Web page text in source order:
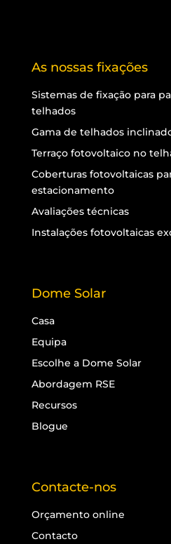
As nossas fixações
Sistemas de fixação para
telhados
Gama de telhados
Terraço fotovoltaico no
Coberturas fotovoltaicas
estacionamento
Avaliações técnicas
Instalações fotovoltaicas
Dome Solar
Casa
Equipa
Escolhe a Dome Solar
Abordagem RSE
Recursos
Blogue
Contacte-nos
Orçamento online
Contacto